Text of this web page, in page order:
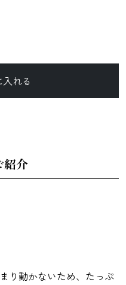
れる
紹介
り動かないため、たっぷ